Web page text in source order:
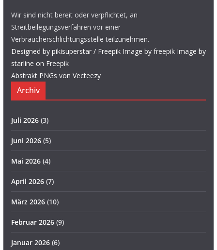
Wir sind nicht bereit oder verpflichtet, an
Streitbeilegungsverfahren vor einer
Verbraucherschlichtungsstelle teilzunehmen.
Designed by pikisuperstar / Freepik Image by freepik Image by
starline on Freepik
Abstrakt PNGs von Vecteezy
Archiv
Juli 2026(3)
Juni 2026(5)
Mai 2026(4)
April 2026(7)
März 2026(10)
Februar 2026(9)
Januar 2026(6)